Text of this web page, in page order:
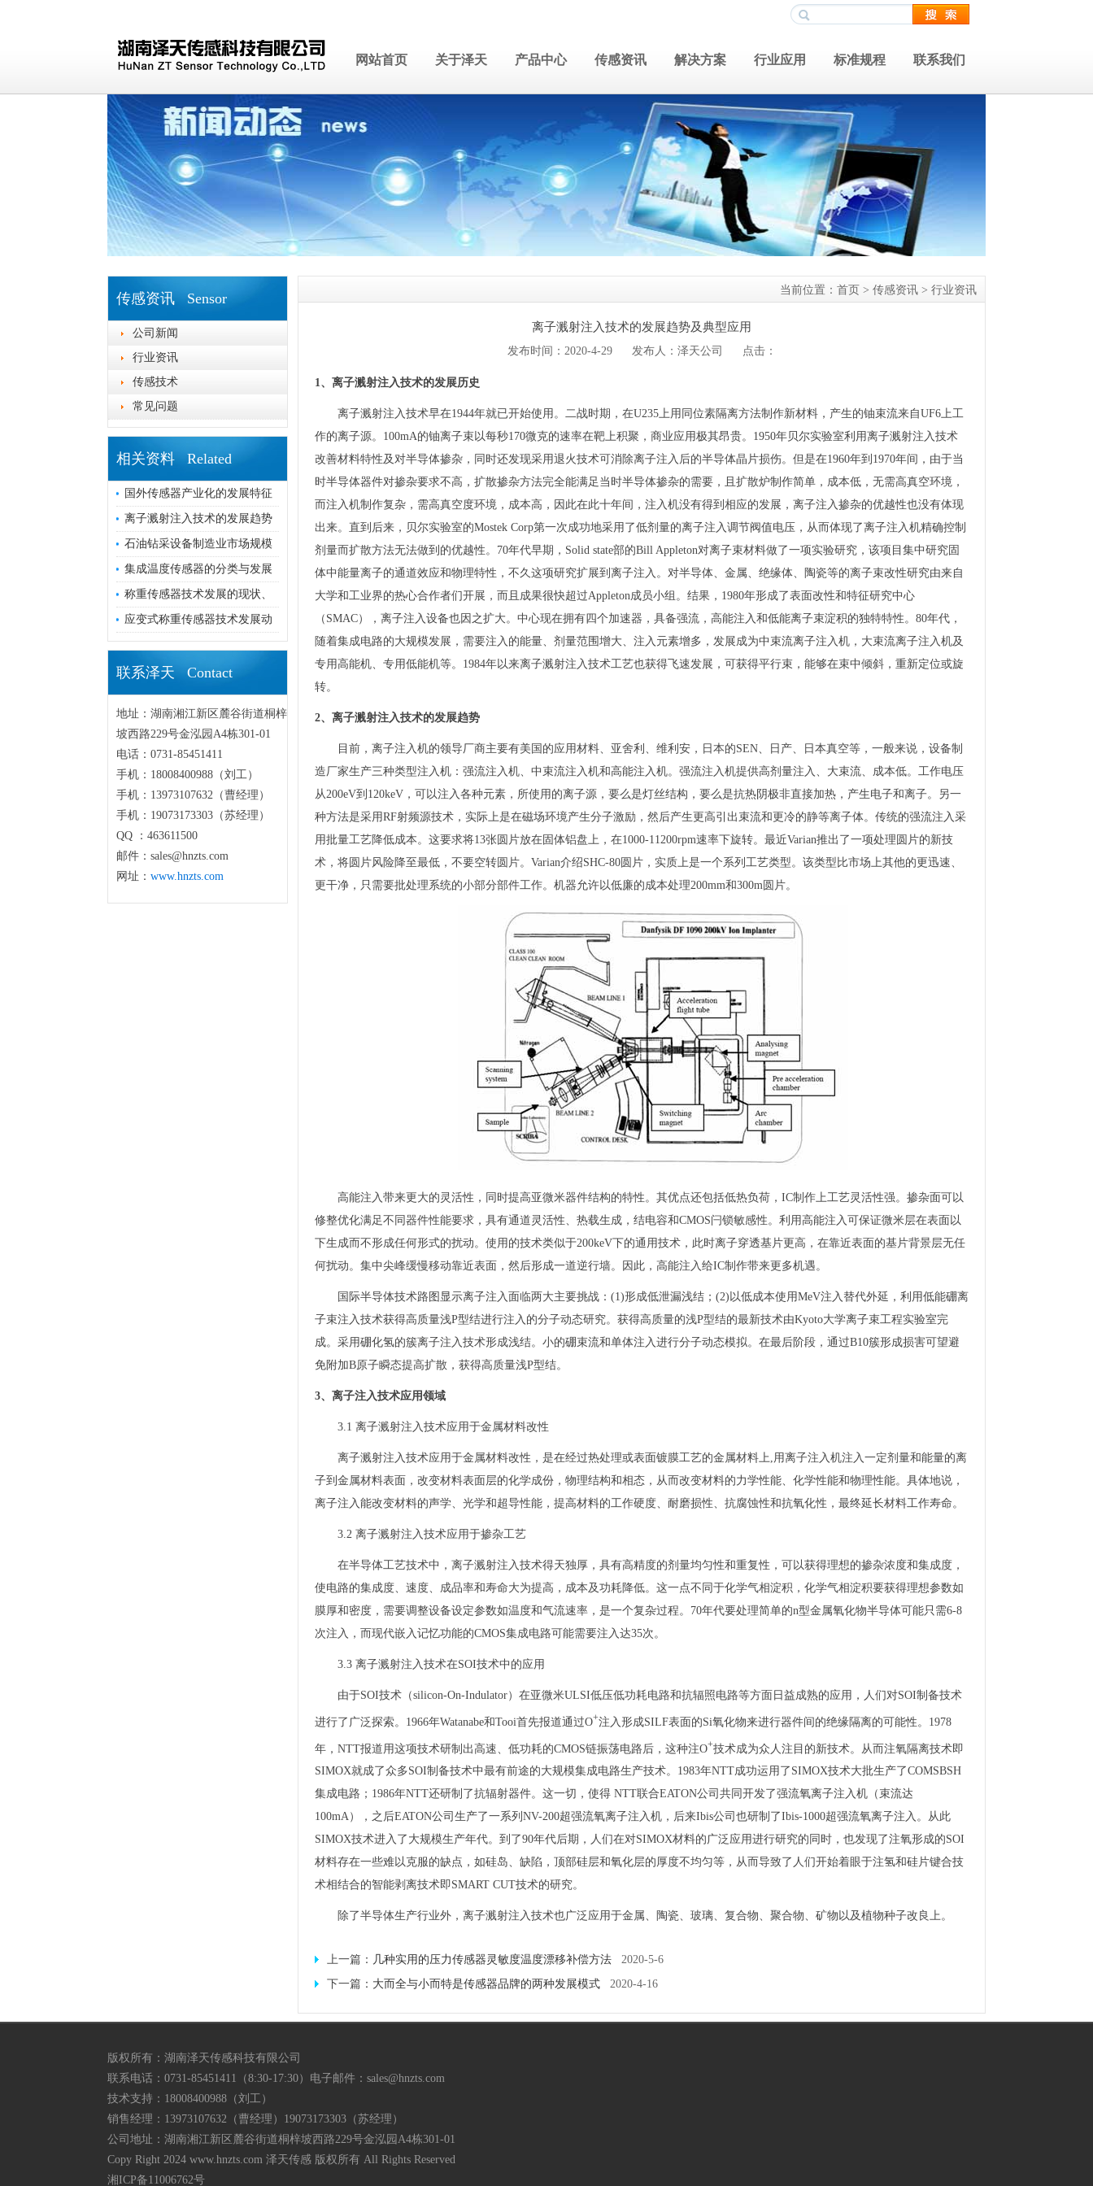
网站首页 关于泽天 产品中心 传感资讯 解决方案 行业应用 标准规程 联系我们
传感资讯 Sensor
公司新闻
行业资讯
传感技术
常见问题
相关资料 Related
国外传感器产业化的发展特征
离子溅射注入技术的发展趋势
石油钻采设备制造业市场规模
集成温度传感器的分类与发展
称重传感器技术发展的现状、
应变式称重传感器技术发展动
联系泽天 Contact
地址：湖南湘江新区麓谷街道桐梓
坡西路229号金泓园A4栋301-01
电话：0731-85451411
手机：18008400988（刘工）
手机：13973107632（曹经理）
手机：19073173303（苏经理）
QQ ：463611500
邮件：sales@hnzts.com
网址： www.hnzts.com
当前位置： 首页 > 传感资讯 > 行业资讯
离子溅射注入技术的发展趋势及典型应用
发布时间：2020-4-29 发布人：泽天公司 点击：
1、 离子溅射注入技术的发展历史
离子溅射注入技术早在1944年就已开始使用。二战时期，在U235上用同位素隔离方法制作新材料，产生的铀束流来自UF6上工
作的离子源。100mA的铀离子束以每秒170微克的速率在靶上积聚，商业应用极其昂贵。1950年贝尔实验室利用离子溅射注入技术
改善材料特性及对半导体掺杂，同时还发现采用退火技术可消除离子注入后的半导体晶片损伤。但是在1960年到1970年间，由于当
时半导体器件对掺杂要求不高，扩散掺杂方法完全能满足当时半导体掺杂的需要，且扩散炉制作简单，成本低，无需高真空环境，
而注入机制作复杂，需高真空度环境，成本高，因此在此十年间，注入机没有得到相应的发展，离子注入掺杂的优越性也没有体现
出来。直到后来，贝尔实验室的Mostek Corp第一次成功地采用了低剂量的离子注入调节阀值电压，从而体现了离子注入机精确控制
剂量而扩散方法无法做到的优越性。70年代早期，Solid state部的Bill Appleton对离子束材料做了一项实验研究，该项目集中研究固
体中能量离子的通道效应和物理特性，不久这项研究扩展到离子注入。对半导体、金属、绝缘体、陶瓷等的离子束改性研究由来自
大学和工业界的热心合作者们开展，而且成果很快超过Appleton成员小组。结果，1980年形成了表面改性和特征研究中心
（SMAC），离子注入设备也因之扩大。中心现在拥有四个加速器，具备强流，高能注入和低能离子束淀积的独特特性。80年代，
随着集成电路的大规模发展，需要注入的能量、剂量范围增大、注入元素增多，发展成为中束流离子注入机，大束流离子注入机及
专用高能机、专用低能机等。1984年以来离子溅射注入技术工艺也获得飞速发展，可获得平行束，能够在束中倾斜，重新定位或旋
转。
2、离子溅射注入技术的发展趋势
目前，离子注入机的领导厂商主要有美国的应用材料、亚舍利、维利安，日本的SEN、日产、日本真空等，一般来说，设备制
造厂家生产三种类型注入机：强流注入机、中束流注入机和高能注入机。强流注入机提供高剂量注入、大束流、成本低。工作电压
从200eV到120keV，可以注入各种元素，所使用的离子源，要么是灯丝结构，要么是抗热阴极非直接加热，产生电子和离子。另一
种方法是采用RF射频源技术，实际上是在磁场环境产生分子激励，然后产生更高引出束流和更冷的静等离子体。传统的强流注入采
用批量工艺降低成本。这要求将13张圆片放在固体铝盘上，在1000-11200rpm速率下旋转。最近Varian推出了一项处理圆片的新技
术，将圆片风险降至最低，不要空转圆片。Varian介绍SHC-80圆片，实质上是一个系列工艺类型。该类型比市场上其他的更迅速、
更干净，只需要批处理系统的小部分部件工作。机器允许以低廉的成本处理200mm和300m圆片。
高能注入带来更大的灵活性，同时提高亚微米器件结构的特性。其优点还包括低热负荷，IC制作上工艺灵活性强。掺杂面可以
修整优化满足不同器件性能要求，具有通道灵活性、热载生成，结电容和CMOS闩锁敏感性。利用高能注入可保证微米层在表面以
下生成而不形成任何形式的扰动。使用的技术类似于200keV下的通用技术，此时离子穿透基片更高，在靠近表面的基片背景层无任
何扰动。集中尖峰缓慢移动靠近表面，然后形成一道逆行墙。因此，高能注入给IC制作带来更多机遇。
国际半导体技术路图显示离子注入面临两大主要挑战：(1)形成低泄漏浅结；(2)以低成本使用MeV注入替代外延，利用低能硼离
子束注入技术获得高质量浅P型结进行注入的分子动态研究。获得高质量的浅P型结的最新技术由Kyoto大学离子束工程实验室完
成。采用硼化氢的簇离子注入技术形成浅结。小的硼束流和单体注入进行分子动态模拟。在最后阶段，通过B10簇形成损害可望避
免附加B原子瞬态提高扩散，获得高质量浅P型结。
3、离子注入技术应用领域
3.1 离子溅射注入技术应用于金属材料改性
离子溅射注入技术应用于金属材料改性，是在经过热处理或表面镀膜工艺的金属材料上,用离子注入机注入一定剂量和能量的离
子到金属材料表面，改变材料表面层的化学成份，物理结构和相态，从而改变材料的力学性能、化学性能和物理性能。具体地说，
离子注入能改变材料的声学、光学和超导性能，提高材料的工作硬度、耐磨损性、抗腐蚀性和抗氧化性，最终延长材料工作寿命。
3.2 离子溅射注入技术应用于掺杂工艺
在半导体工艺技术中，离子溅射注入技术得天独厚，具有高精度的剂量均匀性和重复性，可以获得理想的掺杂浓度和集成度，
使电路的集成度、速度、成品率和寿命大为提高，成本及功耗降低。这一点不同于化学气相淀积，化学气相淀积要获得理想参数如
膜厚和密度，需要调整设备设定参数如温度和气流速率，是一个复杂过程。70年代要处理简单的n型金属氧化物半导体可能只需6-8
次注入，而现代嵌入记忆功能的CMOS集成电路可能需要注入达35次。
3.3 离子溅射注入技术在SOI技术中的应用
由于SOI技术（silicon-On-Indulator）在亚微米ULSI低压低功耗电路和抗辐照电路等方面日益成熟的应用，人们对SOI制备技术
进行了广泛探索。1966年Watanabe和Tooi首先报道通过O+注入形成SILF表面的Si氧化物来进行器件间的绝缘隔离的可能性。1978
年，NTT报道用这项技术研制出高速、低功耗的CMOS链振荡电路后，这种注O+技术成为众人注目的新技术。从而注氧隔离技术即
SIMOX就成了众多SOI制备技术中最有前途的大规模集成电路生产技术。1983年NTT成功运用了SIMOX技术大批生产了COMSBSH
集成电路；1986年NTT还研制了抗辐射器件。这一切，使得 NTT联合EATON公司共同开发了强流氧离子注入机（束流达
100mA），之后EATON公司生产了一系列NV-200超强流氧离子注入机，后来Ibis公司也研制了Ibis-1000超强流氧离子注入。从此
SIMOX技术进入了大规模生产年代。到了90年代后期，人们在对SIMOX材料的广泛应用进行研究的同时，也发现了注氧形成的SOI
材料存在一些难以克服的缺点，如硅岛、缺陷，顶部硅层和氧化层的厚度不均匀等，从而导致了人们开始着眼于注氢和硅片键合技
术相结合的智能剥离技术即SMART CUT技术的研究。
除了半导体生产行业外，离子溅射注入技术也广泛应用于金属、陶瓷、玻璃、复合物、聚合物、矿物以及植物种子改良上。
上一篇： 几种实用的压力传感器灵敏度温度漂移补偿方法
2020-5-6
下一篇： 大而全与小而特是传感器品牌的两种发展模式 2020-4-16
版权所有：湖南泽天传感科技有限公司
联系电话：0731-85451411（8:30-17:30）电子邮件：sales@hnzts.com
技术支持：18008400988（刘工）
销售经理：13973107632（曹经理）19073173303（苏经理）
公司地址：湖南湘江新区麓谷街道桐梓坡西路229号金泓园A4栋301-01
Copy Right 2024 www.hnzts.com 泽天传感 版权所有 All Rights Reserved
湘ICP备11006762号